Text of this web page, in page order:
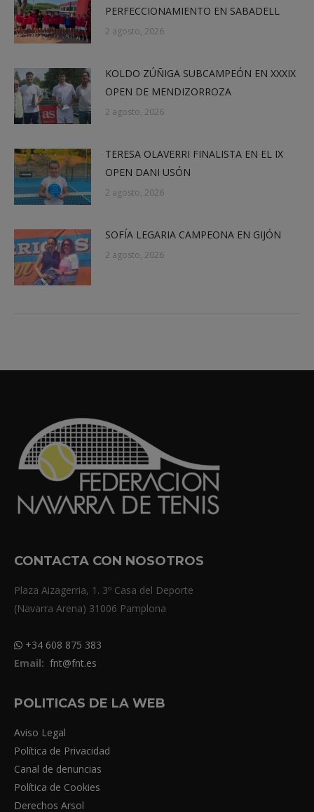
PERFECCIONAMIENTO EN SABADELL
2 agosto, 2026
KOLDO ZÚÑIGA SUBCAMPEÓN EN XXXIX
OPEN DE MENDIZORROZA
2 agosto, 2026
TERESA OLAVERRI FINALISTA EN EL IX
OPEN DANI USÓN
2 agosto, 2026
SOFÍA LEGARIA CAMPEONA EN GIJÓN
2 agosto, 2026
CONTACTA CON NOSOTROS
Plaza Aizagerria, 1. 3º Casa del Deporte
(Navarra Arena) 31006 Pamplona
+34 608 875 383
Email: fnt@fnt.es
POLITICAS DE LA WEB
Aviso Legal
Política de Privacidad
Canal de denuncias
Política de Cookies
Derechos Arsol